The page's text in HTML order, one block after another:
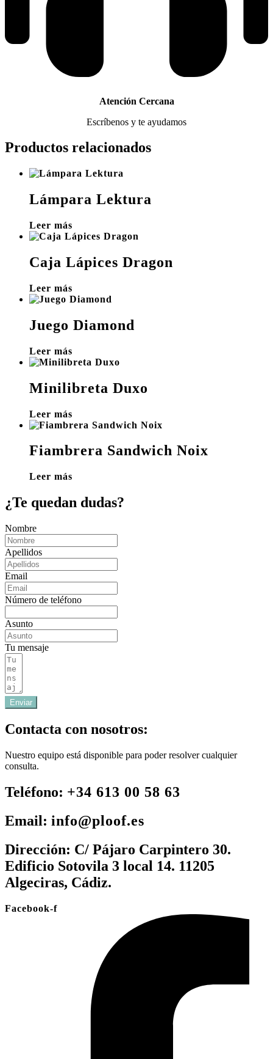
Atención Cercana
Escríbenos y te ayudamos
Productos relacionados
Lámpara Lektura
Leer más
Caja Lápices Dragon
Leer más
Juego Diamond
Leer más
Minilibreta Duxo
Leer más
Fiambrera Sandwich Noix
Leer más
¿Te quedan dudas?
Nombre
Apellidos
Email
Número de teléfono
Asunto
Tu mensaje
Enviar
Contacta con nosotros:
Nuestro equipo está disponible para poder resolver cualquier
consulta.
Teléfono: +34 613 00 58 63
Email: info@ploof.es
Dirección: C/ Pájaro Carpintero 30.
Edificio Sotovila 3 local 14. 11205
Algeciras, Cádiz.
Facebook-f